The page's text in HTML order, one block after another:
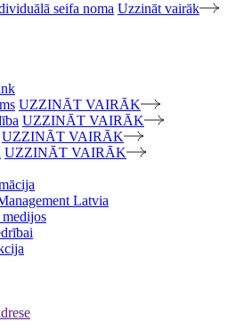
seifa noma Uzzināt vairāk
UZZINĀT VAIRĀK
UZZINĀT VAIRĀK
UZZINĀT VAIRĀK
UZZINĀT VAIRĀK
Latvia